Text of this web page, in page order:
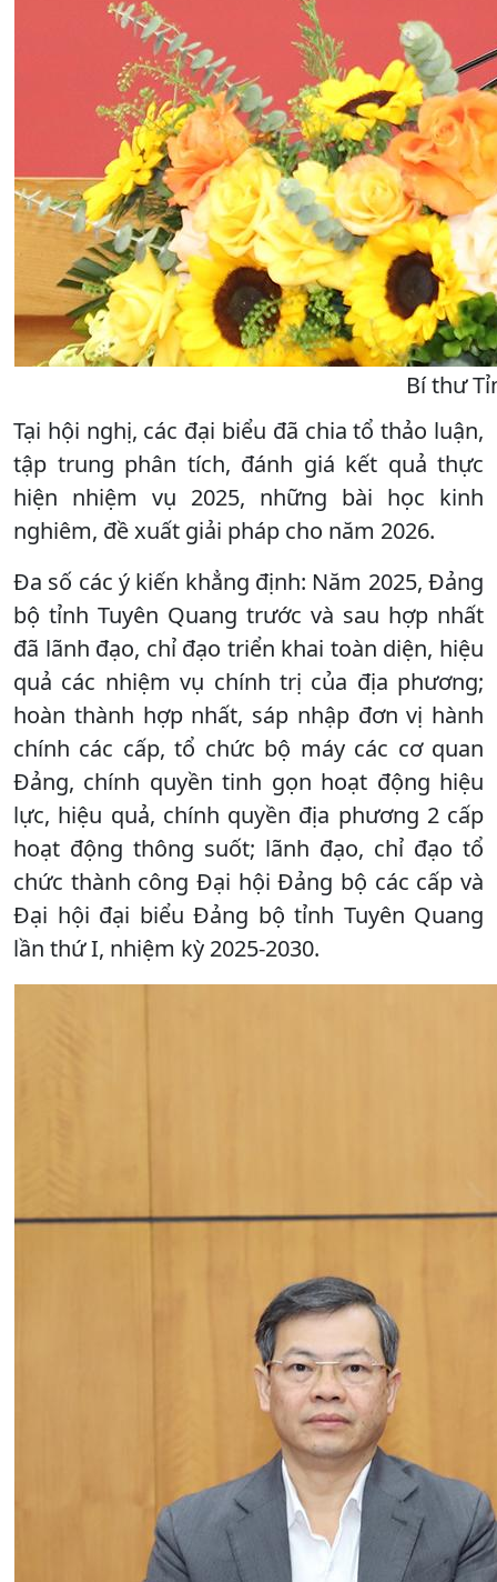
Bí thư
Tại hội nghị, các đại biểu đã chia tổ thảo luận,
tập trung phân tích, đánh giá kết quả thực
hiện nhiệm vụ 2025, những bài học kinh
nghiêm, đề xuất giải pháp cho năm 2026.
Đa số các ý kiến khẳng định: Năm 2025, Đảng
bộ tỉnh Tuyên Quang trước và sau hợp nhất
đã lãnh đạo, chỉ đạo triển khai toàn diện, hiệu
quả các nhiệm vụ chính trị của địa phương;
hoàn thành hợp nhất, sáp nhập đơn vị hành
chính các cấp, tổ chức bộ máy các cơ quan
Đảng, chính quyền tinh gọn hoạt động hiệu
lực, hiệu quả, chính quyền địa phương 2 cấp
hoạt động thông suốt; lãnh đạo, chỉ đạo tổ
chức thành công Đại hội Đảng bộ các cấp và
Đại hội đại biểu Đảng bộ tỉnh Tuyên Quang
lần thứ I, nhiệm kỳ 2025-2030.